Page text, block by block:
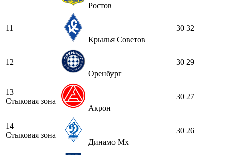
Ростов
11
Крылья Советов
30 32
12
Оренбург
30 29
13
Стыковая зона
Акрон
30 27
14
Стыковая зона
Динамо Мх
30 26